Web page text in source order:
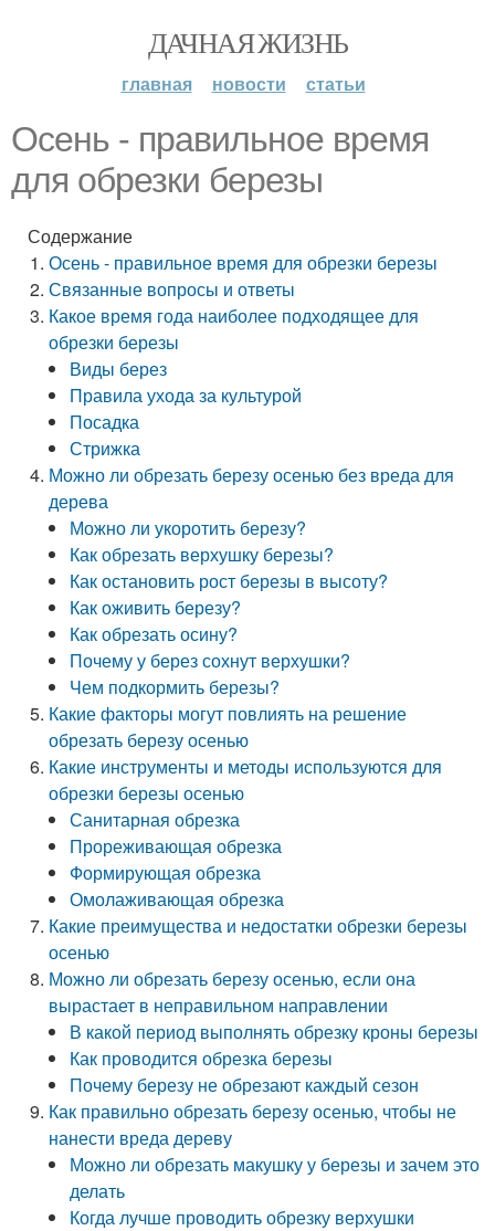
ДАЧНАЯ ЖИЗНЬ
главная новости статьи
Осень - правильное время
для обрезки березы
Содержание
Осень - правильное время для обрезки березы
Связанные вопросы и ответы
Какое время года наиболее подходящее для
обрезки березы
Виды берез
Правила ухода за культурой
Посадка
Стрижка
Можно ли обрезать березу осенью без вреда для
дерева
Можно ли укоротить березу?
Как обрезать верхушку березы?
Как остановить рост березы в высоту?
Как оживить березу?
Как обрезать осину?
Почему у берез сохнут верхушки?
Чем подкормить березы?
Какие факторы могут повлиять на решение
обрезать березу осенью
Какие инструменты и методы используются для
обрезки березы осенью
Санитарная обрезка
Прореживающая обрезка
Формирующая обрезка
Омолаживающая обрезка
Какие преимущества и недостатки обрезки березы
осенью
Можно ли обрезать березу осенью, если она
вырастает в неправильном направлении
В какой период выполнять обрезку кроны березы
Как проводится обрезка березы
Почему березу не обрезают каждый сезон
Как правильно обрезать березу осенью, чтобы не
нанести вреда дереву
Можно ли обрезать макушку у березы и зачем это
делать
Когда лучше проводить обрезку верхушки